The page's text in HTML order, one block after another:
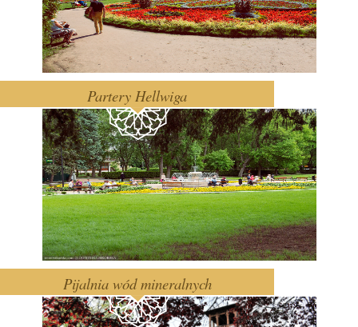
Partery Hellwiga
Pijalnia wód mineralnych